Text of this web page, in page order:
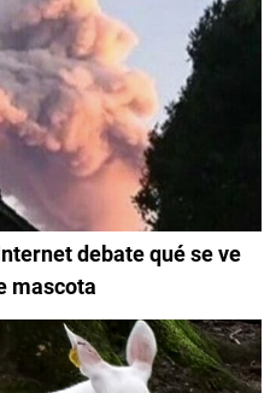
debate qué se ve
mascota